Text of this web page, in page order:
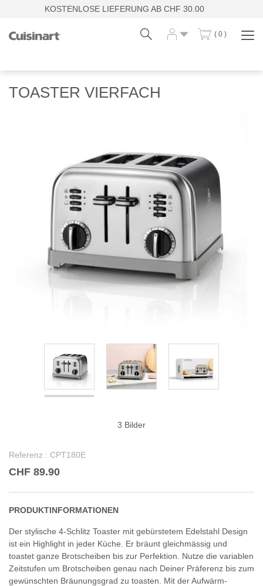
KOSTENLOSE LIEFERUNG AB CHF 30.00
( 0 )
TOASTER VIERFACH
3 Bilder
Referenz : CPT180E
CHF 89.90
PRODUKTINFORMATIONEN
Der stylische 4-Schlitz Toaster mit gebürstetem Edelstahl Design
ist ein Highlight in jeder Küche. Er bräunt gleichmässig und
toastet ganze Brotscheiben bis zur Perfektion. Nutze die variablen
Zeitstufen um Brotscheiben genau nach Deiner Präferenz bis zum
gewünschten Bräunungsgrad zu toasten. Mit der Aufwärm-